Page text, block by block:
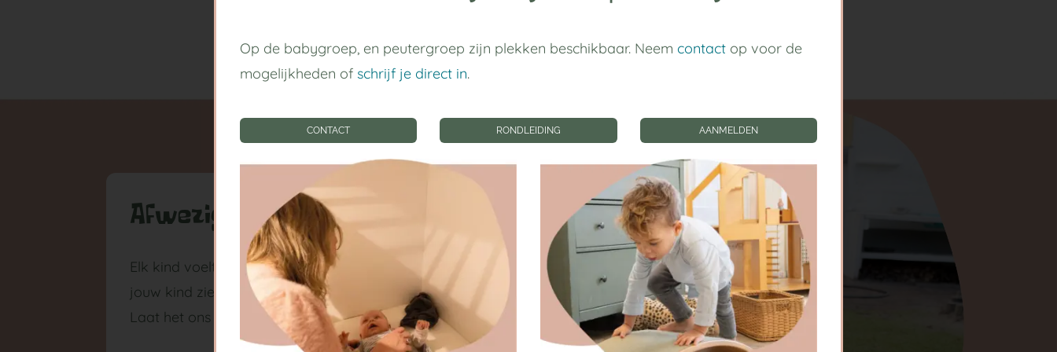
Afwezigheid & ziekte
Elk kind voelt zich weleens ziek of niet helemaal fit. Is
jouw kind ziek en kan het niet naar Arthemis komen?
Laat het ons dan zo snel mogelijktelefonischweten.
Op de babygroep, en peutergroep zijn plekken beschikbaar. Neem contactop voor de
mogelijkheden of schrijf je direct in.
CONTACT RONDLEIDING AANMELDEN